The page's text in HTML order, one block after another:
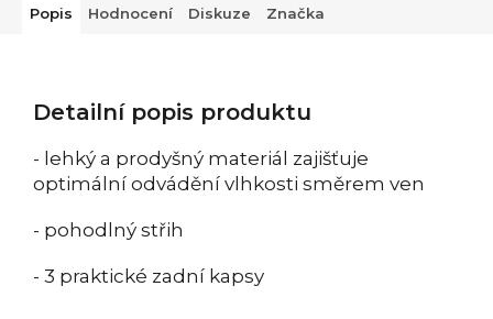
Popis Hodnocení Diskuze Značka
Detailní popis produktu
- lehký a prodyšný materiál zajišťuje
optimální odvádění vlhkosti směrem ven
- pohodlný střih
- 3 praktické zadní kapsy